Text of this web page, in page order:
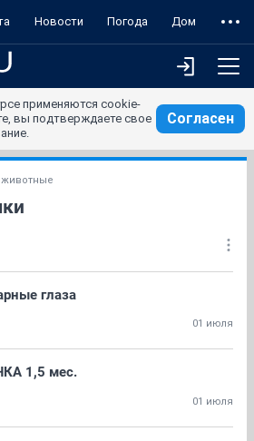
Новости Погода Дом
применяются cookie-
вы подтверждаете свое
Согласен
глаза
01 июля
1,5 мес.
01 июля